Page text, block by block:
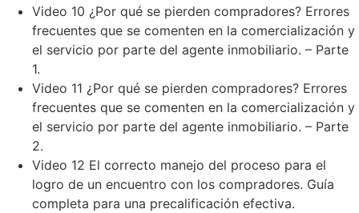
Video 10 ¿Por qué se pierden compradores? Errores
frecuentes que se comenten en la comercialización y
el servicio por parte del agente inmobiliario. – Parte
1.
Video 11 ¿Por qué se pierden compradores? Errores
frecuentes que se comenten en la comercialización y
el servicio por parte del agente inmobiliario. – Parte
2.
Video 12 El correcto manejo del proceso para el
logro de un encuentro con los compradores. Guía
completa para una precalificación efectiva.